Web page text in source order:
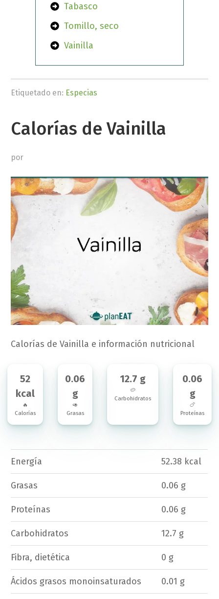
Tabasco
Tomillo, seco
Vainilla
Etiquetado en: Especias
Calorías de Vainilla
por
Calorías de Vainilla e información nutricional
52
kcal
🔥
Calorías
0.06
g
🥑
Grasas
12.7 g
🥔
Carbohidratos
0.06
g
🍗
Proteínas
Energía 52.38 kcal
Grasas 0.06 g
Proteínas 0.06 g
Carbohidratos 12.7 g
Fibra, dietética 0 g
Ácidos grasos monoinsaturados 0.01 g